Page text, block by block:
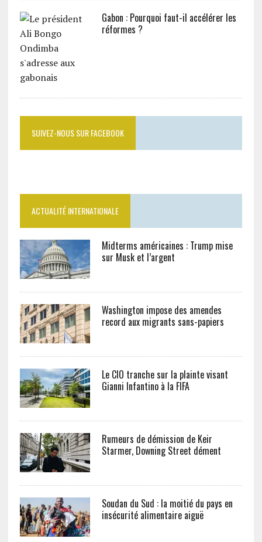
Gabon : Pourquoi faut-il accélérer les
réformes ?
SUIVEZ-NOUS SUR FACEBOOK
ACTUALITÉ INTERNATIONALE
Midterms américaines : Trump mise
sur Musk et l’argent
Washington impose des amendes
record aux migrants sans-papiers
Le CIO tranche sur la plainte visant
Gianni Infantino à la FIFA
Rumeurs de démission de Keir
Starmer, Downing Street dément
Soudan du Sud : la moitié du pays en
insécurité alimentaire aiguë